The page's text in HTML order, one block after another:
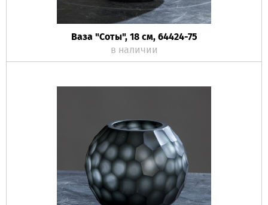
Ваза "Соты", 18 см, 64424-75
в наличии